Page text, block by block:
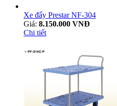
Xe đẩy Prestar NF-304
Giá: 8.150.000 VNĐ
Chi tiết